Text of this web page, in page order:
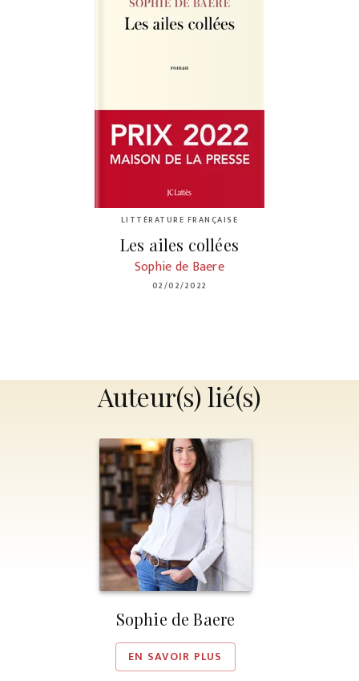
LITTÉRATURE FRANÇAISE
Les ailes collées
Sophie de Baere
02/02/2022
Auteur(s) lié(s)
Sophie de Baere
EN SAVOIR PLUS